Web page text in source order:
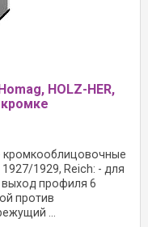
HOLZ-HER,
кромкооблицовочные
1927/1929, Reich: - для
выход профиля 6
против
...